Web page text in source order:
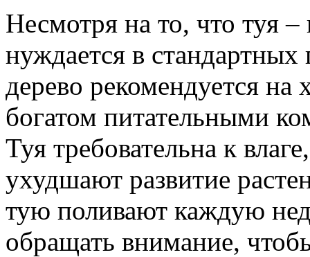
Несмотря на то, что туя –
нуждается в
дерево рекомендуется
богатом питательными
Туя требовательна к
ухудшают развитие
тую поливают каждую
обращать внимание,